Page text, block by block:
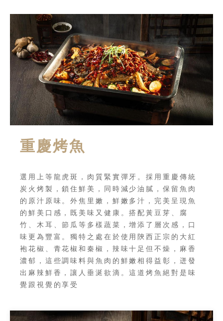
重慶烤魚
選用上等龍虎斑，肉質緊實彈牙。採用重慶傳統
炭火烤製，鎖住鮮美，同時減少油膩，保留魚肉
的原汁原味。外焦里嫩，鮮嫩多汁，完美呈現魚
的鮮美口感，既美味又健康。搭配黃豆芽、腐
竹、木耳、節瓜等多樣蔬菜，增添了層次感，口
味更為豐富。獨特之處在於使用陝西正宗的大紅
袍花椒、青花椒和秦椒，辣味十足但不燥，麻香
濃郁，這些調味料與魚肉的鮮嫩相得益彰，迸發
出麻辣鮮香，讓人垂涎欲滴。這道烤魚絕對是味
覺跟視覺的享受